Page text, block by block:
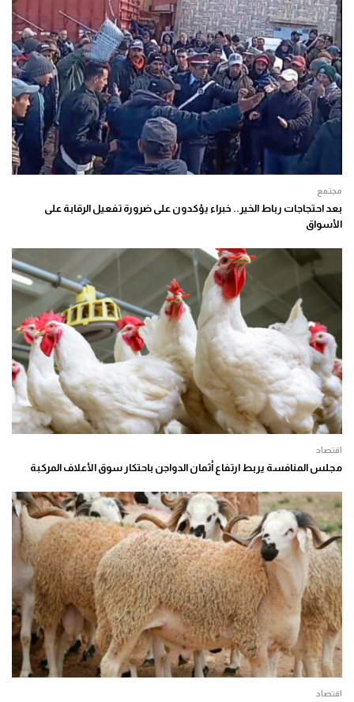
مجتمع
بعد احتجاجات رباط الخير.. خبراء يؤكدون على ضرورة تفعيل الرقابة على
الأسواق
اقتصاد
مجلس المنافسة يربط ارتفاع أثمان الدواجن باحتكار سوق الأعلاف المركبة
اقتصاد